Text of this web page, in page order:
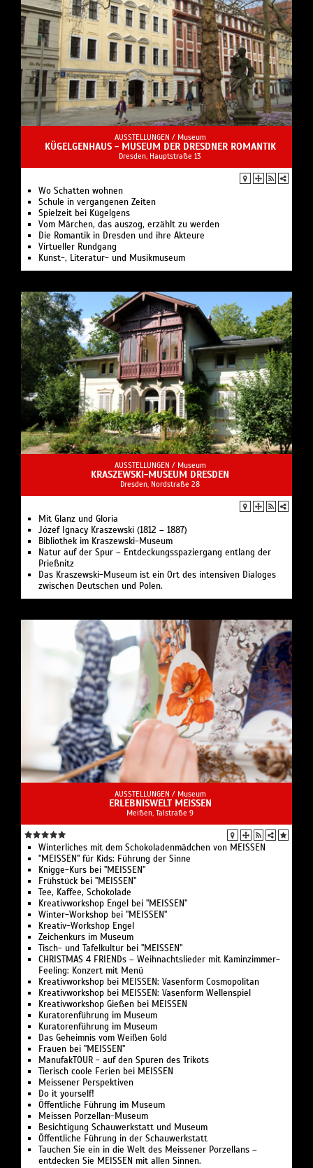
AUSSTELLUNGEN / Museum
KÜGELGENHAUS - MUSEUM DER DRESDNER ROMANTIK
Dresden, Hauptstraße 13
Wo Schatten wohnen
Schule in vergangenen Zeiten
Spielzeit bei Kügelgens
Vom Märchen, das auszog, erzählt zu werden
Die Romantik in Dresden und ihre Akteure
Virtueller Rundgang
Kunst-, Literatur- und Musikmuseum
AUSSTELLUNGEN / Museum
KRASZEWSKI-MUSEUM DRESDEN
Dresden, Nordstraße 28
Mit Glanz und Gloria
Józef Ignacy Kraszewski (1812 – 1887)
Bibliothek im Kraszewski-Museum
Natur auf der Spur – Entdeckungsspaziergang entlang der
Prießnitz
Das Kraszewski-Museum ist ein Ort des intensiven Dialoges
zwischen Deutschen und Polen.
AUSSTELLUNGEN / Museum
ERLEBNISWELT MEISSEN
Meißen, Talstraße 9
Winterliches mit dem Schokoladenmädchen von MEISSEN
"MEISSEN" für Kids: Führung der Sinne
Knigge-Kurs bei "MEISSEN"
Frühstück bei "MEISSEN"
Tee, Kaffee, Schokolade
Kreativworkshop Engel bei "MEISSEN"
Winter-Workshop bei "MEISSEN"
Kreativ-Workshop Engel
Zeichenkurs im Museum
Tisch- und Tafelkultur bei "MEISSEN"
CHRISTMAS 4 FRIENDs – Weihnachtslieder mit Kaminzimmer-
Feeling: Konzert mit Menü
Kreativworkshop bei MEISSEN: Vasenform Cosmopolitan
Kreativworkshop bei MEISSEN: Vasenform Wellenspiel
Kreativworkshop Gießen bei MEISSEN
Kuratorenführung im Museum
Kuratorenführung im Museum
Das Geheimnis vom Weißen Gold
Frauen bei "MEISSEN"
ManufakTOUR - auf den Spuren des Trikots
Tierisch coole Ferien bei MEISSEN
Meissener Perspektiven
Do it yourself!
Öffentliche Führung im Museum
Meissen Porzellan-Museum
Besichtigung Schauwerkstatt und Museum
Öffentliche Führung in der Schauwerkstatt
Tauchen Sie ein in die Welt des Meissener Porzellans –
entdecken Sie MEISSEN mit allen Sinnen.